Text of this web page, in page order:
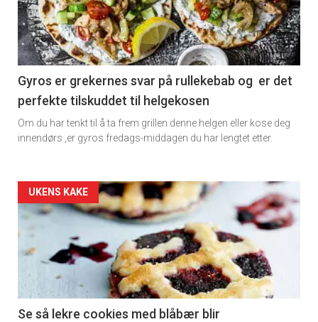
Gyros er grekernes svar på rullekebab og er det
perfekte tilskuddet til helgekosen
Om du har tenkt til å ta frem grillen denne helgen eller kose deg
innendørs ,er gyros fredags-middagen du har lengtet etter.
Forsiden
akkurat
nå
2
UKENS KAKE
Se så lekre cookies med blåbær blir